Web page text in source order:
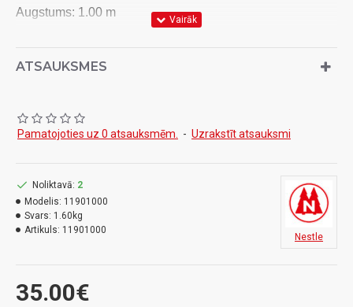
Augstums: 1.00 m
ATSAUKSMES
Pamatojoties uz 0 atsauksmēm. - Uzrakstīt atsauksmi
35.00€
Noliktavā: 2
Modelis: 11901000
Svars: 1.60kg
Artikuls: 11901000
Nestle